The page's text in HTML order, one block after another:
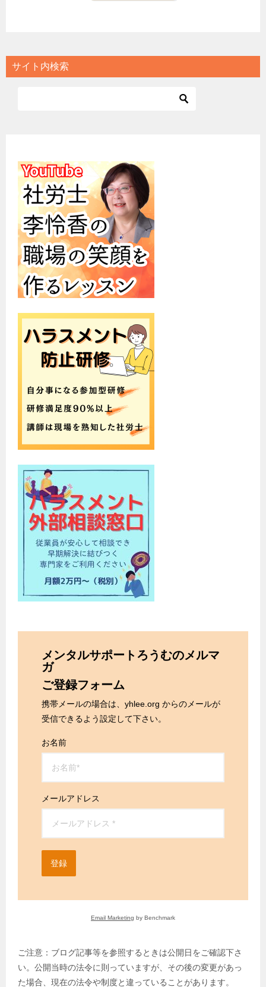
サイト内検索
メンタルサポートろうむのメルマ
ガ
ご登録フォーム
携帯メールの場合は、yhlee.org からのメールが
受信できるよう設定して下さい。
お名前
メールアドレス
登録
Email Marketing by Benchmark
ご注意：ブログ記事等を参照するときは公開日をご確認下さ
い。公開当時の法令に則っていますが、その後の変更があっ
た場合、現在の法令や制度と違っていることがあります。